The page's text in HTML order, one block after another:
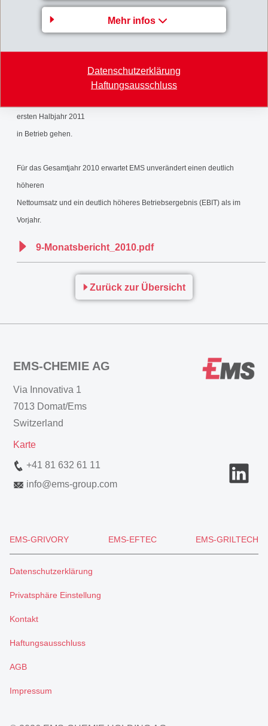
Mehr infos
Datenschutzerklärung
Haftungsausschluss
die ursprünglich für das 1. Quartal 2011 geplante neue Produktionslinie
ersten Halbjahr 2011
in Betrieb gehen.
Für das Gesamtjahr 2010 erwartet EMS unverändert einen deutlich
höheren
Nettoumsatz und ein deutlich höheres Betriebsergebnis (EBIT) als im
Vorjahr.
9-Monatsbericht_2010.pdf
Zurück zur Übersicht
EMS-CHEMIE AG
Via Innovativa 1
7013 Domat/Ems
Switzerland
Karte
+41 81 632 61 11
info@ems-group.com
EMS-GRIVORY EMS-EFTEC EMS-GRILTECH
Datenschutzerklärung
Privatsphäre Einstellung
Kontakt
Haftungsausschluss
AGB
Impressum